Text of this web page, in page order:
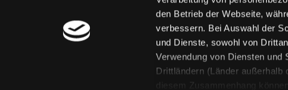
den Betrieb der Webseite,
verbessern. Bei Auswahl der
und Dienste, sowohl von
Verwendung von Diensten und
Drittländern (Länder außerhalb
diesem Zusammenhang
[kju:b]
Über uns
Jobs
Medienwunsch
FAQs